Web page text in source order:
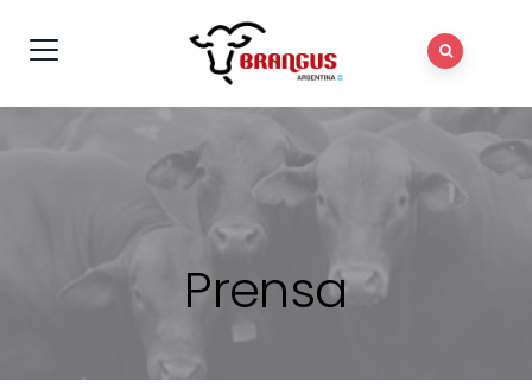
Prensa